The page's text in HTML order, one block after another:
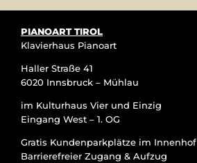
PIANOART TIROL
Klavierhaus Pianoart
Haller Straße 41
6020 Innsbruck – Mühlau
im Kulturhaus Vier und Einzig
Eingang West – 1. OG
Gratis Kundenparkplätze im Innenhof
Barrierefreier Zugang & Aufzug